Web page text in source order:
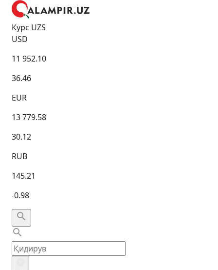
Курс UZS
USD
11 952.10
36.46
EUR
13 779.58
30.12
RUB
145.21
-0.98